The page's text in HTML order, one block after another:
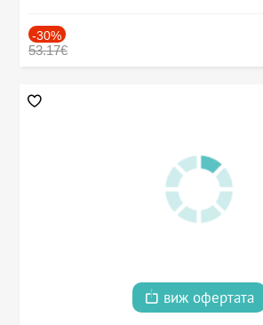
-30%
53.17€
виж офертата